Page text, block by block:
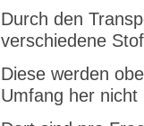
Durch den
verschiedene
Diese werden
Umfang her